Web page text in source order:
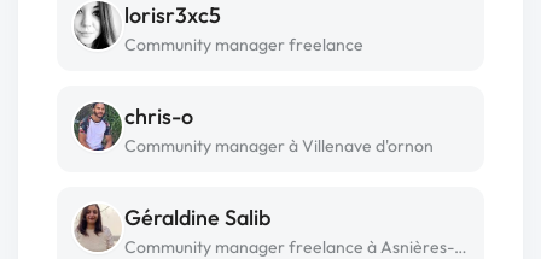
lorisr3xc5
Community manager freelance
chris-o
Community manager à Villenave d'ornon
Géraldine Salib
Community manager freelance à Asnières-sur-seine